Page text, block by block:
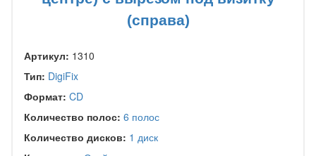
(справа)
Артикул: 1310
Тип: DigiFix
Формат: CD
Количество полос: 6 полос
Количество дисков: 1 диск